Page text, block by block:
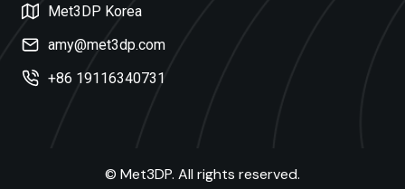
Met3DP Korea
amy@met3dp.com
+86 19116340731
© Met3DP. All rights reserved.